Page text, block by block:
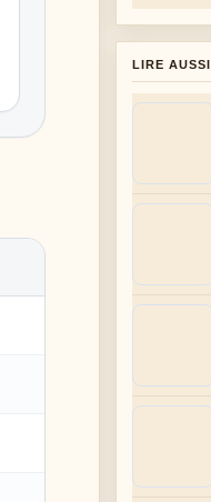
LIRE AUSSI